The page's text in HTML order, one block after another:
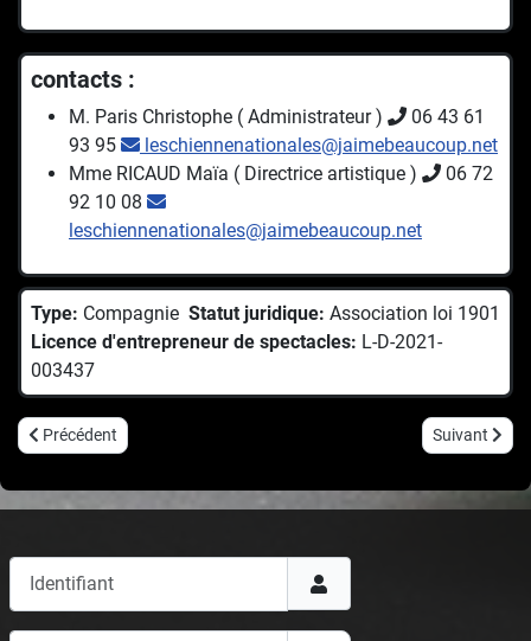
contacts :
M. Paris Christophe ( Administrateur )
06 43 61
93 95
leschiennenationales@jaimebeaucoup.net
Mme RICAUD Maïa ( Directrice artistique )
06 72
92 10 08
leschiennenationales@jaimebeaucoup.net
Type: Compagnie Statut juridique: Association loi 1901
Licence d'entrepreneur de spectacles: L-D-2021-
003437
Article précédent : LES ATLANTES
Précédent Article
Suivant